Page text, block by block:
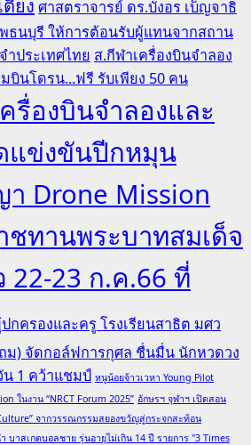
ยง ศาสตราจารย์ ดร.บังอร เบ็ญจาธิ
ธนบุรี ให้การต้อนรับผู้แทนจากสถาน
ำประเทศไทย ส.กีฬาเครื่องบินจำลอง
บินโดรน...ฟรี รับเพียง 50 คน
รื่องบินจำลองและ
แข่งขันปีกหมุน
Drone Mission
ชทานพระบาทสมเด็จ
22-23 ก.ค.66 ที่
กครองและครู โรงเรียนสาธิต มศว
ม) จัดกอล์ฟการกุศล ชื่นมื่น นักหวดวง
1 คว้าแชมป์ หนูน้อยจ้าวเวหา Young Pilot
ในงาน “NRCT Forum 2025” อักษรฯ จุฬาฯ เปิดสอน
จากวรรณกรรมสยองขวัญสู่กระจกสะท้อน
บาสเกตบอลชาย รุ่นอายุไม่เกิน 14 ปี รายการ "3 Times